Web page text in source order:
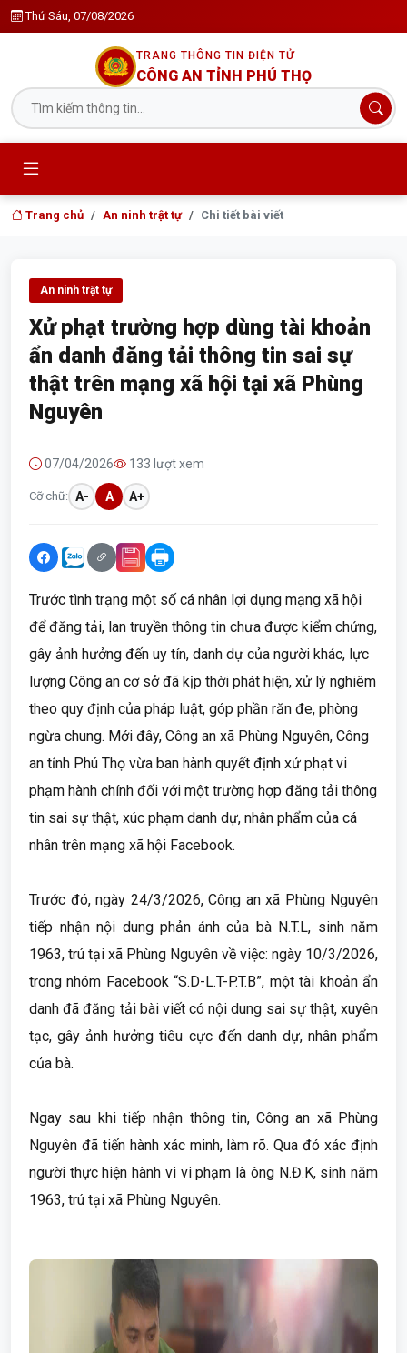
Thứ Sáu, 07/08/2026
TRANG THÔNG TIN ĐIỆN TỬ
CÔNG AN TỈNH PHÚ THỌ
Trang chủ An ninh trật tự Chi tiết bài viết
An ninh trật tự
Xử phạt trường hợp dùng tài khoản
ẩn danh đăng tải thông tin sai sự
thật trên mạng xã hội tại xã Phùng
Nguyên
07/04/2026 133 lượt xem
Cỡ chữ: A- A A+
Trước tình trạng một số cá nhân lợi dụng mạng xã hội
để đăng tải, lan truyền thông tin chưa được kiểm chứng,
gây ảnh hưởng đến uy tín, danh dự của người khác, lực
lượng Công an cơ sở đã kịp thời phát hiện, xử lý nghiêm
theo quy định của pháp luật, góp phần răn đe, phòng
ngừa chung. Mới đây, Công an xã Phùng Nguyên, Công
an tỉnh Phú Thọ vừa ban hành quyết định xử phạt vi
phạm hành chính đối với một trường hợp đăng tải thông
tin sai sự thật, xúc phạm danh dự, nhân phẩm của cá
nhân trên mạng xã hội Facebook.
Trước đó, ngày 24/3/2026, Công an xã Phùng Nguyên
tiếp nhận nội dung phản ánh của bà N.T.L, sinh năm
1963, trú tại xã Phùng Nguyên về việc: ngày 10/3/2026,
trong nhóm Facebook “S.D-L.T-P.T.B”, một tài khoản ẩn
danh đã đăng tải bài viết có nội dung sai sự thật, xuyên
tạc, gây ảnh hưởng tiêu cực đến danh dự, nhân phẩm
của bà.
Ngay sau khi tiếp nhận thông tin, Công an xã Phùng
Nguyên đã tiến hành xác minh, làm rõ. Qua đó xác định
người thực hiện hành vi vi phạm là ông N.Đ.K, sinh năm
1963, trú tại xã Phùng Nguyên.